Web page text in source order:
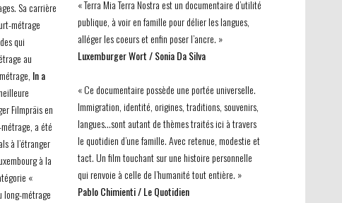
Sa carrière
métrage
qui
au
In a
Filmpräis en
a été
à l’étranger
à la
«
long-métrage
« Terra Mia Terra Nostra est un documentaire d’utilité
publique, à voir en famille pour délier les langues,
alléger les coeurs et enfin poser l’ancre. »
Luxemburger Wort / Sonia Da Silva
« Ce documentaire possède une portée universelle.
Immigration, identité, origines, traditions, souvenirs,
langues…sont autant de thèmes traités ici à travers
le quotidien d’une famille. Avec retenue, modestie et
tact. Un film touchant sur une histoire personnelle
qui renvoie à celle de l’humanité tout entière. »
Pablo Chimienti / Le Quotidien